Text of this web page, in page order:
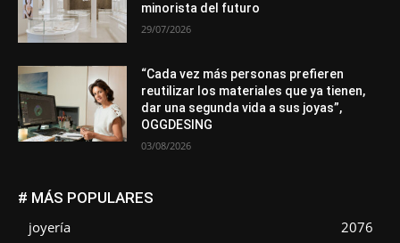
minorista del futuro
29/07/2026
“Cada vez más personas prefieren
reutilizar los materiales que ya tienen,
dar una segunda vida a sus joyas”,
OGGDESING
03/08/2026
# MÁS POPULARES
joyería
2076